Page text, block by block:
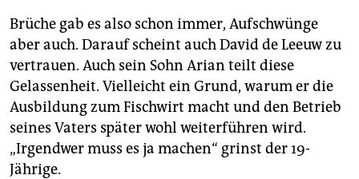
Brüche gab es also schon immer, Aufschwünge
aber auch. Darauf scheint auch David de Leeuw zu
vertrauen. Auch sein Sohn Arian teilt diese
Gelassenheit. Vielleicht ein Grund, warum er die
Ausbildung zum Fischwirt macht und den Betrieb
seines Vaters später wohl weiterführen wird.
„Irgendwer muss es ja machen“ grinst der 19-
Jährige.